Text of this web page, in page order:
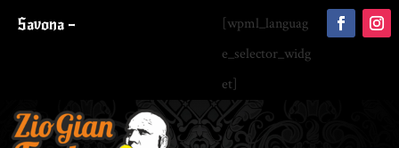
Savona –
[wpml_languag
e_selector_widg
et]